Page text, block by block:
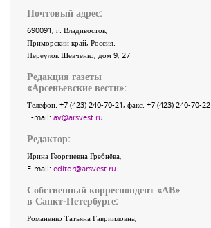
Почтовый адрес:
690091, г. Владивосток,
Приморский край, Россия
Переулок Шевченко, дом 9, 27
Редакция газеты
«Арсеньевские вести»:
Телефон: +7 (423) 240-70-21, факс: +7 (423) 240-70-22
E-mail: av@arsvest.ru
Редактор:
Ирина Георгиевна Гребнёва,
E-mail: editor@arsvest.ru
Собственный корреспондент «АВ»
в Санкт-Петербурге:
Романенко Татьяна Гаврииловна,